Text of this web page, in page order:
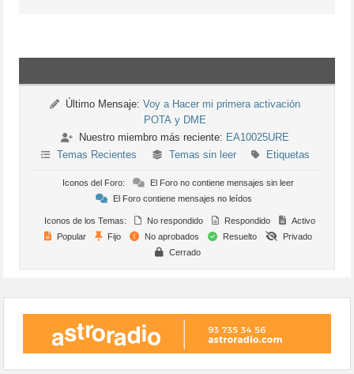
Último Mensaje: Voy a Hacer mi primera activación
POTA y DME
Nuestro miembro más reciente: EA10025URE
Temas Recientes
Temas sin leer Etiquetas
Iconos del Foro:
El Foro no contiene mensajes sin leer
El Foro contiene mensajes no leídos
Iconos de los Temas: No respondido Respondido
Activo
Popular
Fijo No aprobados Resuelto
Privado
Cerrado